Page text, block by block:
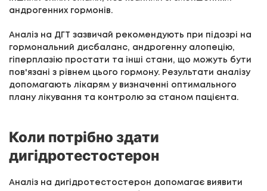
андрогенних гормонів.
Аналіз на ДГТ зазвичай рекомендують при підозрі на
гормональний дисбаланс, андрогенну алопецію,
гіперплазію простати та інші стани, що можуть бути
пов'язані з рівнем цього гормону. Результати аналізу
допомагають лікарям у визначенні оптимального
плану лікування та контролю за станом пацієнта.
Коли потрібно здати
дигідротестостерон
Аналіз на дигідротестостерон допомагає виявити